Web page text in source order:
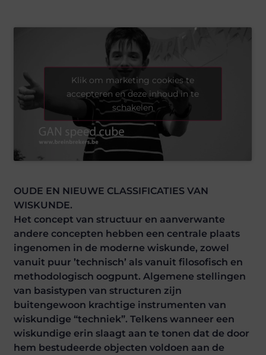
Klik om marketing cookies te
accepteren en deze inhoud in te
schakelen
OUDE EN NIEUWE CLASSIFICATIES VAN
WISKUNDE.
Het concept van structuur en aanverwante
andere concepten hebben een centrale plaats
ingenomen in de moderne wiskunde, zowel
vanuit puur ’technisch’ als vanuit filosofisch en
methodologisch oogpunt. Algemene stellingen
van basistypen van structuren zijn
buitengewoon krachtige instrumenten van
wiskundige “techniek”. Telkens wanneer een
wiskundige erin slaagt aan te tonen dat de door
hem bestudeerde objecten voldoen aan de